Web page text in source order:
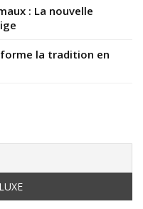
: La nouvelle
la tradition en